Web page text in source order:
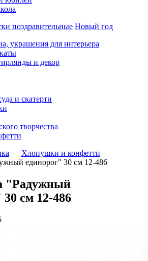
поздравительные Новый год
украшения для интерьера
и декор
и скатерти
творчества
— Хлопушки и конфетти —
единорог" 30 см 12-486
"Радужный
см 12-486